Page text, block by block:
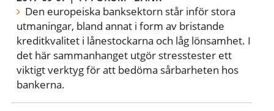
Den europeiska banksektorn står inför stora
utmaningar, bland annat i form av bristande
kreditkvalitet i lånestockarna och låg lönsamhet. I
det här sammanhanget utgör stresstester ett
viktigt verktyg för att bedöma sårbarheten hos
bankerna.